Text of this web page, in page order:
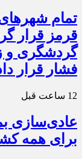
تمام
قرمز قرار
گردشگری و
فشار قرار
12 ساعت قبل
عادی‌سازی
برای همه